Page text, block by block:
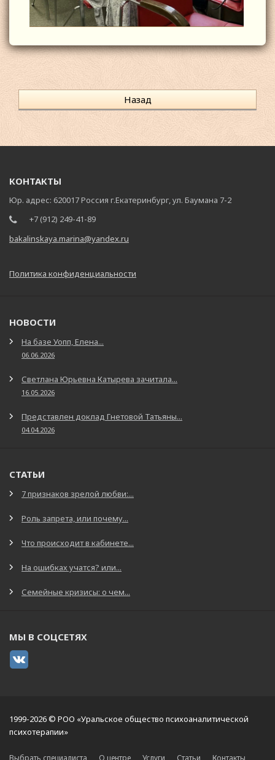
Назад
КОНТАКТЫ
Юр. адрес: 620017 Россия г.Екатеринбург, ул. Баумана 7-2
+7 (912) 249-41-89
bakalinskaya.marina@yandex.ru
Политика конфиденциальности
НОВОСТИ
На базе Уопп, Елена...
06.06.2026
Светлана Юрьевна Катырева зачитала...
16.05.2026
Представлен доклад Гнетовой Татьяны...
04.04.2026
СТАТЬИ
7 признаков зрелой любви:...
Роль запрета, или почему...
Что происходит в кабинете...
На ошибках учатся? или...
Семейные кризисы: о чем...
МЫ В СОЦСЕТЯХ
1999-2026 © РОО «Уральское общество психоаналитической
психотерапии»
Выбрать специалиста О центре Услуги Статьи Контакты